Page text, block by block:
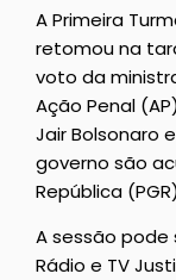
A Primeira
retomou na
voto da
Ação Penal
Jair Bolsonaro
governo são
República
A sessão pode
Rádio e TV